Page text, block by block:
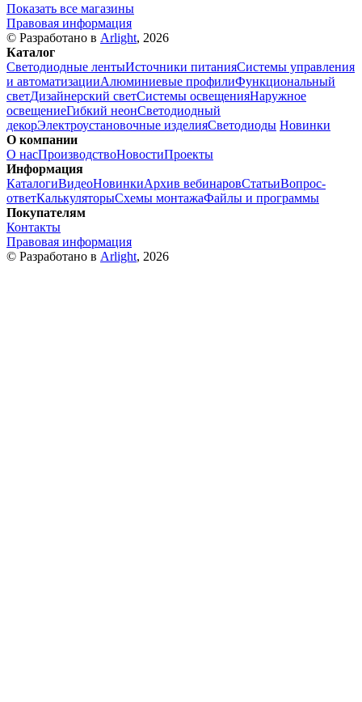
Показать все магазины
Правовая информация
© Разработано в Arlight, 2026
Каталог
Светодиодные лентыИсточники питанияСистемы управления
и автоматизацииАлюминиевые профилиФункциональный
светДизайнерский светСистемы освещенияНаружное
освещениеГибкий неонСветодиодный
декорЭлектроустановочные изделияСветодиоды Новинки
О компании
О насПроизводствоНовостиПроекты
Информация
КаталогиВидеоНовинкиАрхив вебинаровСтатьиВопрос-
ответКалькуляторыСхемы монтажаФайлы и программы
Покупателям
Контакты
Правовая информация
© Разработано в Arlight, 2026